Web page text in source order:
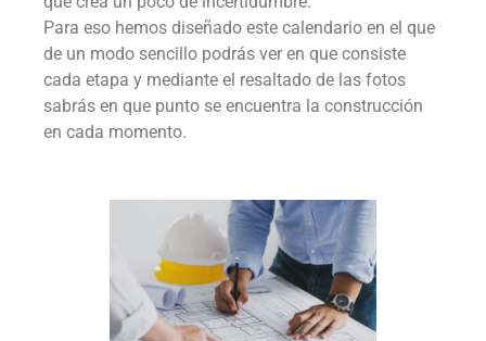
Para eso hemos diseñado este calendario en el que
de un modo sencillo podrás ver en que consiste
cada etapa y mediante el resaltado de las fotos
sabrás en que punto se encuentra la construcción
en cada momento.